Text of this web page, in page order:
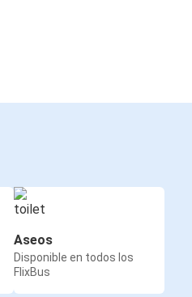
Aseos
Disponible en todos los
FlixBus